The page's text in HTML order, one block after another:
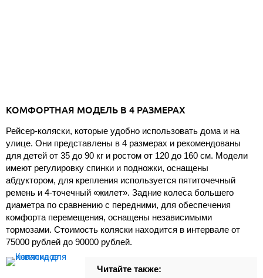
КОМФОРТНАЯ МОДЕЛЬ В 4 РАЗМЕРАХ
Рейсер-коляски, которые удобно использовать дома и на
улице. Они представлены в 4 размерах и рекомендованы
для детей от 35 до 90 кг и ростом от 120 до 160 см. Модели
имеют регулировку спинки и подножки, оснащены
абдуктором, для крепления используется пятиточечный
ремень и 4-точечный «жилет». Задние колеса большего
диаметра по сравнению с передними, для обеспечения
комфорта перемещения, оснащены независимыми
тормозами. Стоимость коляски находится в интервале от
75000 рублей до 90000 рублей.
Читайте также: